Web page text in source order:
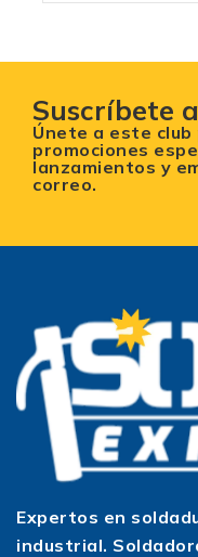
Suscríbete
Únete a este club
promociones
lanzamientos y
correo.
Expertos en
industrial.